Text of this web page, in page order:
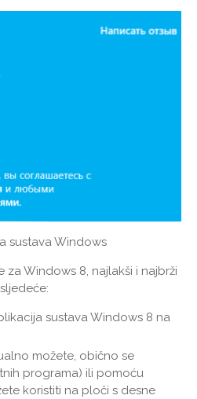
sustava Windows
za Windows 8, najlakši i najbrži
sustava Windows 8 na
možete, obično se
programa) ili pomoću
koristiti na ploči s desne